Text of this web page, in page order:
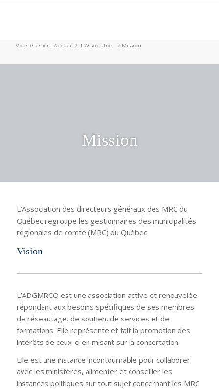
Vous êtes ici : Accueil / L’Association / Mission
Mission
L’Association des directeurs généraux des MRC du
Québec regroupe les gestionnaires des municipalités
régionales de comté (MRC) du Québec.
Vision
L’ADGMRCQ est une association active et renouvelée
répondant aux besoins spécifiques de ses membres
de réseautage, de soutien, de services et de
formations. Elle représente et fait la promotion des
intérêts de ceux-ci en misant sur la concertation.
Elle est une instance incontournable pour collaborer
avec les ministères, alimenter et conseiller les
instances politiques sur tout sujet concernant les MRC